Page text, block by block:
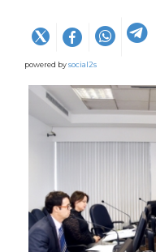
powered bysocial2s